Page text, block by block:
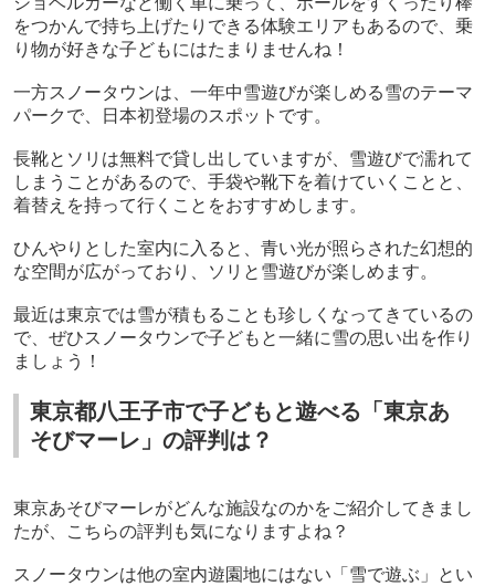
をつかんで持ち上げたりできる体験エリアもあるので、乗
り物が好きな子どもにはたまりませんね！
一方スノータウンは、一年中雪遊びが楽しめる雪のテーマ
パークで、日本初登場のスポットです。
長靴とソリは無料で貸し出していますが、雪遊びで濡れて
しまうことがあるので、手袋や靴下を着けていくことと、
着替えを持って行くことをおすすめします。
ひんやりとした室内に入ると、青い光が照らされた幻想的
な空間が広がっており、ソリと雪遊びが楽しめます。
最近は東京では雪が積もることも珍しくなってきているの
で、ぜひスノータウンで子どもと一緒に雪の思い出を作り
ましょう！
東京都八王子市で子どもと遊べる「東京あ
そびマーレ」の評判は？
東京あそびマーレがどんな施設なのかをご紹介してきまし
たが、こちらの評判も気になりますよね？
スノータウンは他の室内遊園地にはない「雪で遊ぶ」とい